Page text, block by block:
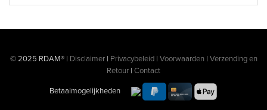
© 2025 RDAM® | Disclaimer| Privacybeleid| Voorwaarden | Verzending en
Retour | Contact
Betaalmogelijkheden